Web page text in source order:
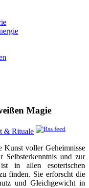
Magie
& Rituale
Kunst voller Geheimnisse
Selbsterkenntnis und zur
in allen esoterischen
finden. Sie erforscht die
und Gleichgewicht in